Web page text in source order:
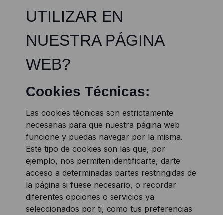
UTILIZAR EN
NUESTRA PÁGINA
WEB?
Cookies Técnicas:
Las cookies técnicas son estrictamente
necesarias para que nuestra página web
funcione y puedas navegar por la misma.
Este tipo de cookies son las que, por
ejemplo, nos permiten identificarte, darte
acceso a determinadas partes restringidas de
la página si fuese necesario, o recordar
diferentes opciones o servicios ya
seleccionados por ti, como tus preferencias